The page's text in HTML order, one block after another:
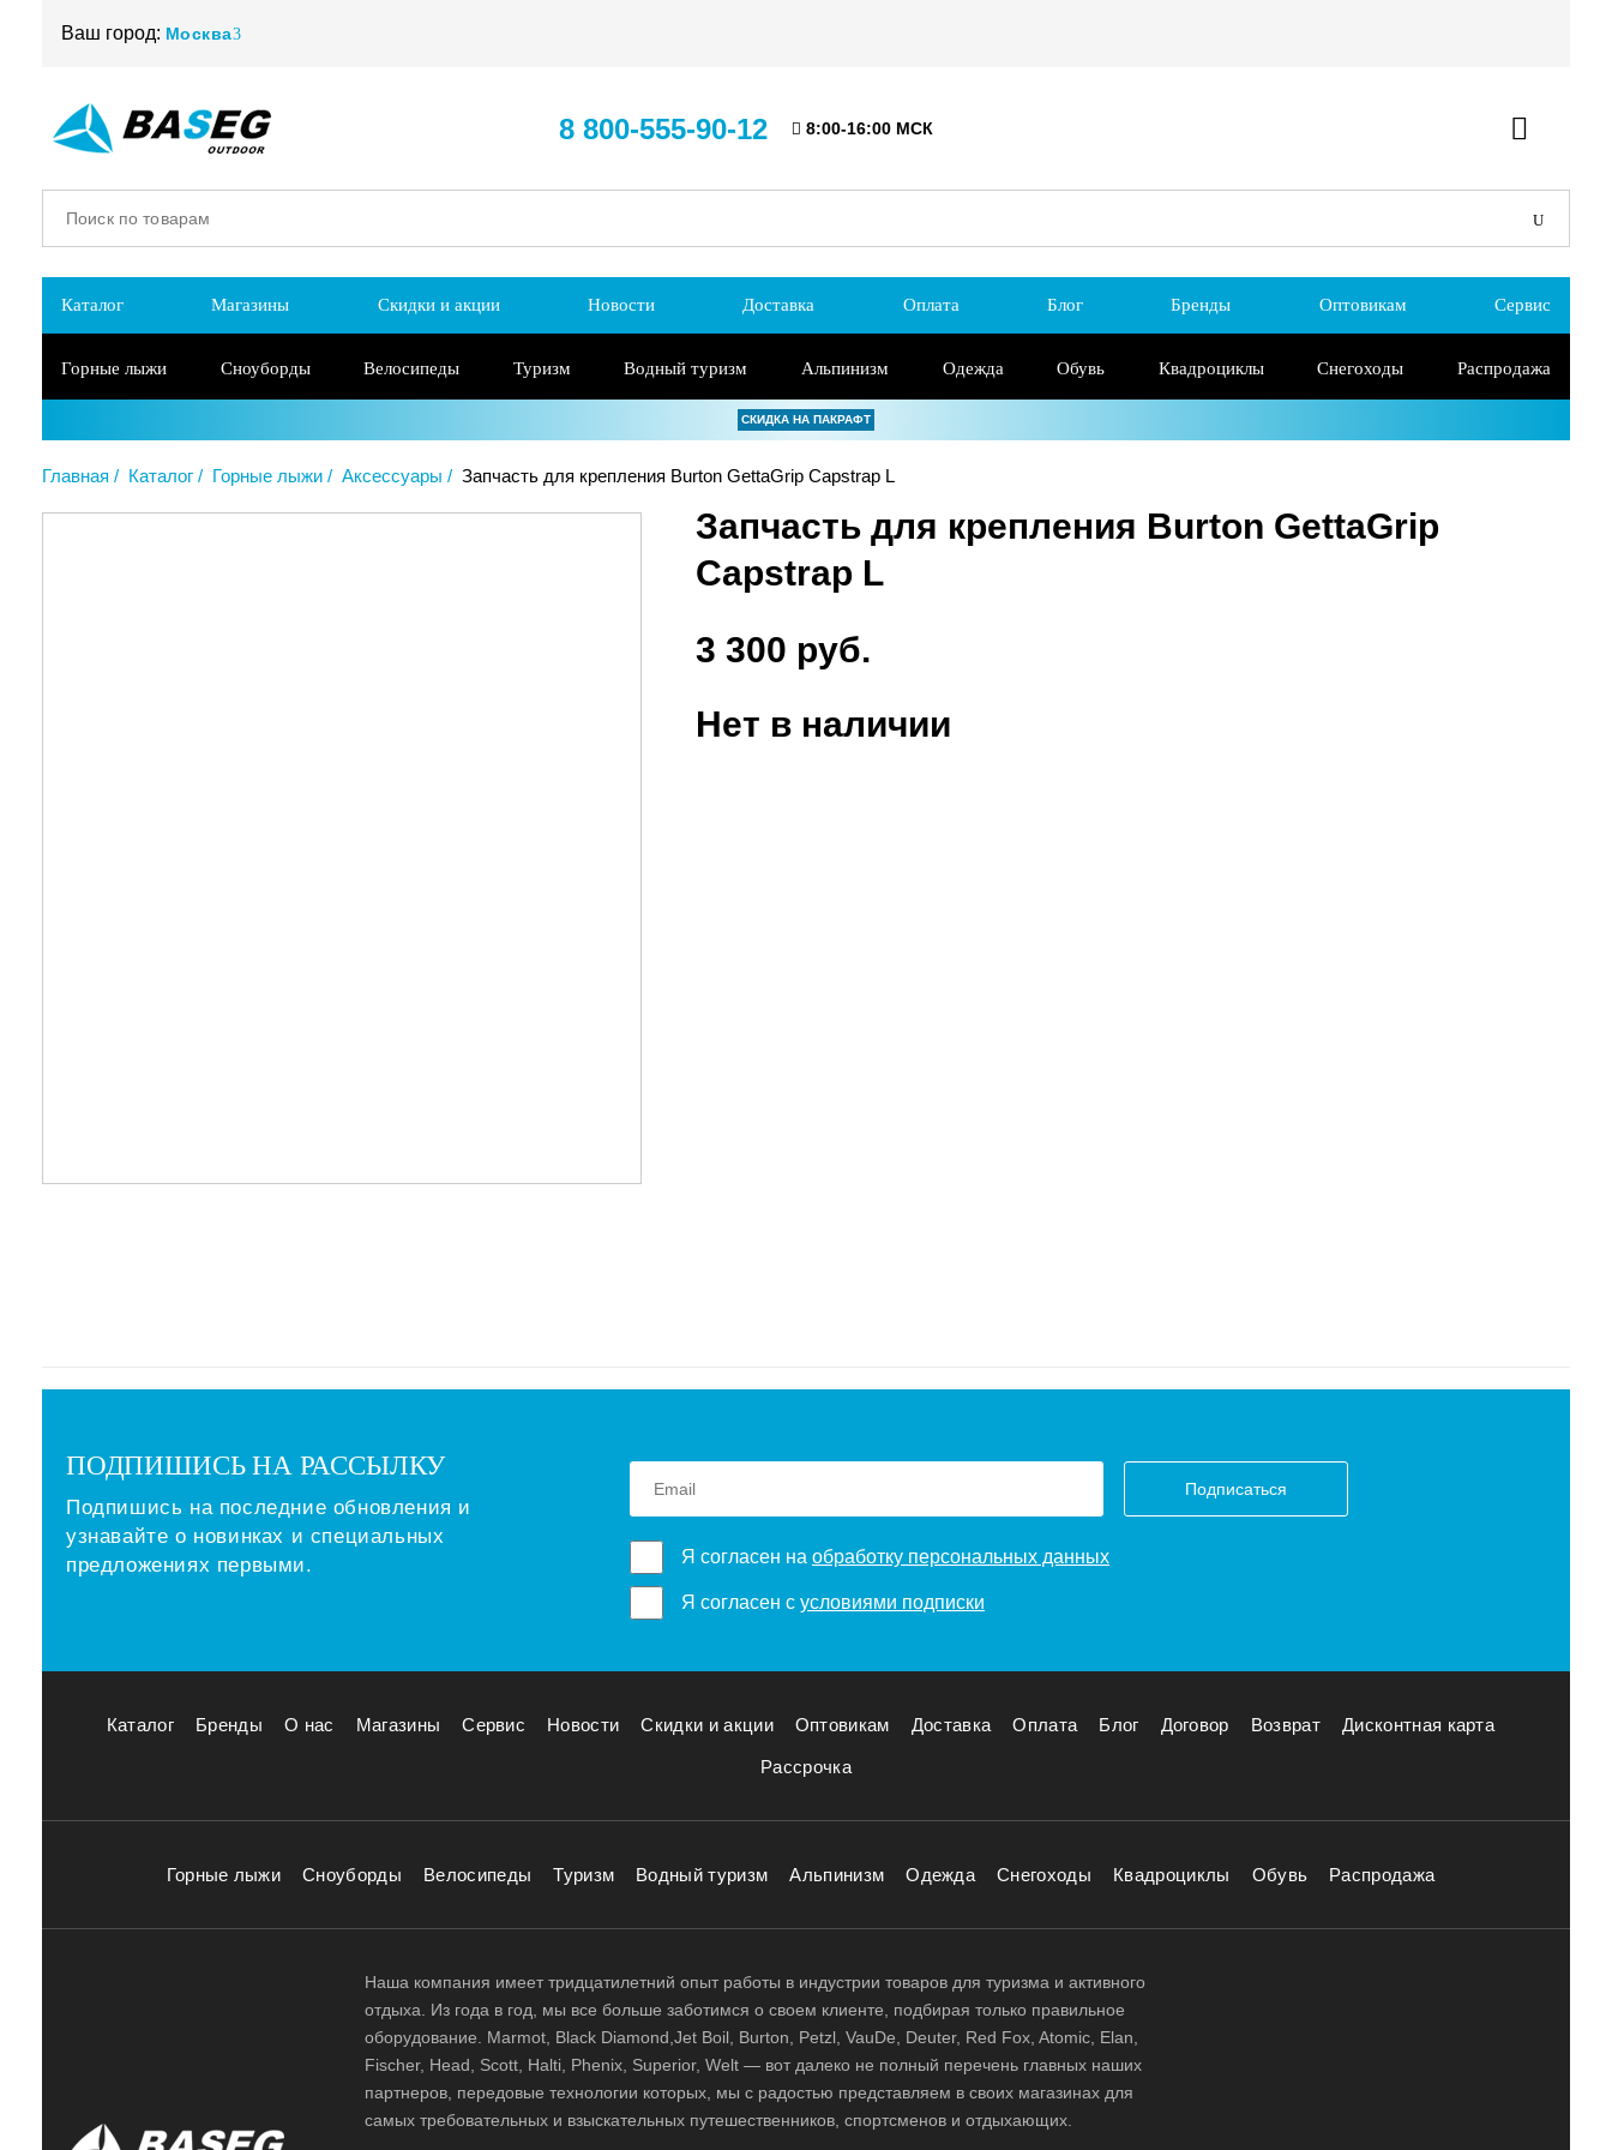
Ваш город: Москва
8 800-555-90-12 8:00-16:00 МСК
Каталог Магазины Скидки и акции Новости Доставка Оплата Блог Бренды Оптовикам Сервис
Горные лыжи Сноуборды Велосипеды Туризм Водный туризм Альпинизм Одежда Обувь Квадроциклы Снегоходы Распродажа
СКИДКА НА ПАКРАФТ
Главная Каталог Горные лыжи Аксессуары Запчасть для крепления Burton GettaGrip Capstrap L
Запчасть для крепления Burton GettaGrip
Capstrap L
3 300 руб.
Нет в наличии
ПОДПИШИСЬ НА РАССЫЛКУ
Подпишись на последние обновления и
узнавайте о новинках и специальных
предложениях первыми.
Подписаться
Я согласен на обработку персональных данных
Я согласен с условиями подписки
Каталог Бренды О нас Магазины Сервис Новости Скидки и акции Оптовикам Доставка Оплата Блог Договор Возврат Дисконтная карта
Рассрочка
Горные лыжи Сноуборды Велосипеды Туризм Водный туризм Альпинизм Одежда Снегоходы Квадроциклы Обувь Распродажа
Наша компания имеет тридцатилетний опыт работы в индустрии товаров для туризма и активного
отдыха. Из года в год, мы все больше заботимся о своем клиенте, подбирая только правильное
оборудование. Marmot, Black Diamond,Jet Boil, Burton, Petzl, VauDe, Deuter, Red Fox, Atomic, Elan,
Fischer, Head, Scott, Halti, Phenix, Superior, Welt — вот далеко не полный перечень главных наших
партнеров, передовые технологии которых, мы с радостью представляем в своих магазинах для
самых требовательных и взыскательных путешественников, спортсменов и отдыхающих.